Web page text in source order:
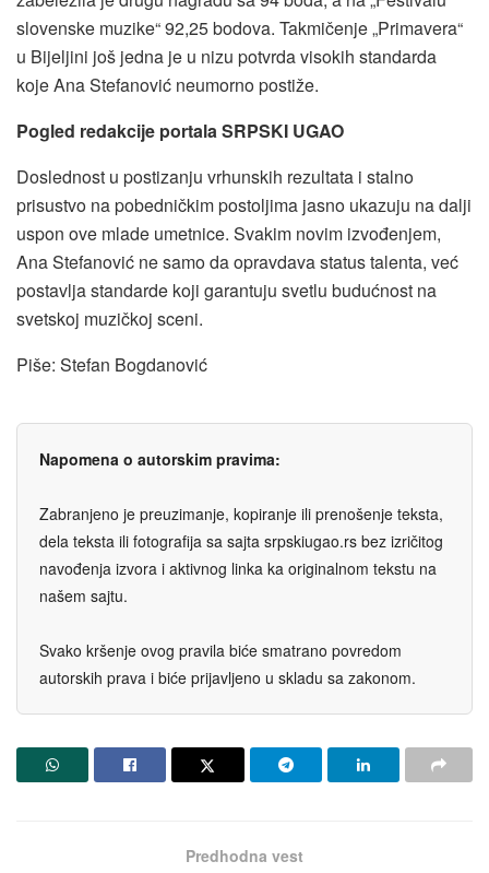
slovenske muzike“ 92,25 bodova. Takmičenje „Primavera“
u Bijeljini još jedna je u nizu potvrda visokih standarda
koje Ana Stefanović neumorno postiže.
​Pogled redakcije portala SRPSKI UGAO
Doslednost u postizanju vrhunskih rezultata i stalno
prisustvo na pobedničkim postoljima jasno ukazuju na dalji
uspon ove mlade umetnice. Svakim novim izvođenjem,
Ana Stefanović ne samo da opravdava status talenta, već
postavlja standarde koji garantuju svetlu budućnost na
svetskoj muzičkoj sceni.
Piše: Stefan Bogdanović
Napomena o autorskim pravima:
Zabranjeno je preuzimanje, kopiranje ili prenošenje teksta,
dela teksta ili fotografija sa sajta srpskiugao.rs bez izričitog
navođenja izvora i aktivnog linka ka originalnom tekstu na
našem sajtu.
Svako kršenje ovog pravila biće smatrano povredom
autorskih prava i biće prijavljeno u skladu sa zakonom.
Predhodna vest